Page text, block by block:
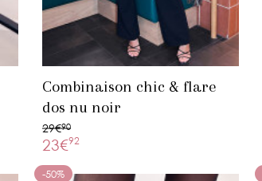
Combinaison chic & flare
dos nu noir
29€90
23€92
-50%